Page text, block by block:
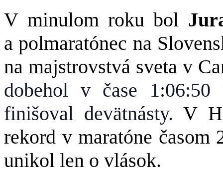
V minulom roku bol
a polmaratónec na
na majstrovstvá sveta v
dobehol v čase
finišoval devätnásty. V
rekord v maratóne
unikol len o vlások.